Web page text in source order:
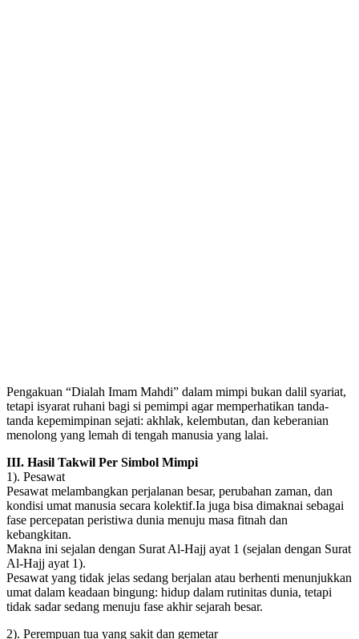
Pengakuan “Dialah Imam Mahdi” dalam mimpi bukan dalil syariat,
tetapi isyarat ruhani bagi si pemimpi agar memperhatikan tanda-
tanda kepemimpinan sejati: akhlak, kelembutan, dan keberanian
menolong yang lemah di tengah manusia yang lalai.
III. Hasil Takwil Per Simbol Mimpi
1). Pesawat
Pesawat melambangkan perjalanan besar, perubahan zaman, dan
kondisi umat manusia secara kolektif.Ia juga bisa dimaknai sebagai
fase percepatan peristiwa dunia menuju masa fitnah dan
kebangkitan.
Makna ini sejalan dengan Surat Al-Hajj ayat 1 (sejalan dengan Surat
Al-Hajj ayat 1).
Pesawat yang tidak jelas sedang berjalan atau berhenti menunjukkan
umat dalam keadaan bingung: hidup dalam rutinitas dunia, tetapi
tidak sadar sedang menuju fase akhir sejarah besar.
2). Perempuan tua yang sakit dan gemetar